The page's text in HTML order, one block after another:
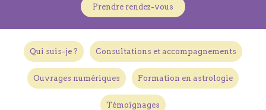
Prendre rendez-vous
Qui suis-je ? Consultations et accompagnements
Ouvrages numériques Formation en astrologie
Témoignages